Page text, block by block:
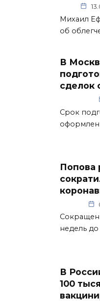
Михаил
об
В
сделок
Срок
Попова
недель
В
100